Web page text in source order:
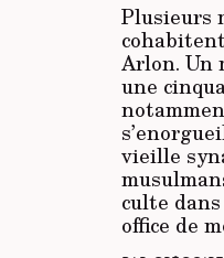
Plusieurs
Arlon. Un
une
vieille
culte
office de